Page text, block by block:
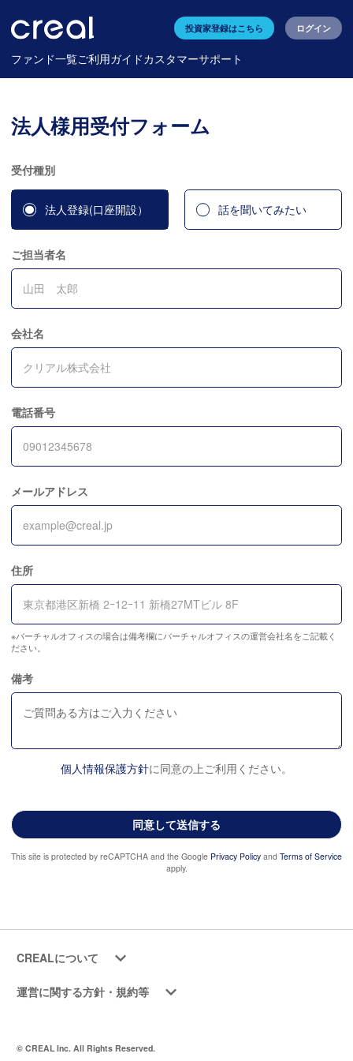
投資家登録はこちら ログイン
ファンド一覧ご利用ガイドカスタマーサポート
法人様用受付フォーム
受付種別
法人登録(口座開設） 話を聞いてみたい
ご担当者名
会社名
電話番号
メールアドレス
住所
※バーチャルオフィスの場合は備考欄にバーチャルオフィスの運営会社名をご記載く
ださい。
備考
個人情報保護方針に同意の上ご利用ください。
This site is protected by reCAPTCHA and the Google Privacy Policy and Terms of Service
apply.
CREALについて
運営に関する方針・規約等
© CREAL Inc. All Rights Reserved.